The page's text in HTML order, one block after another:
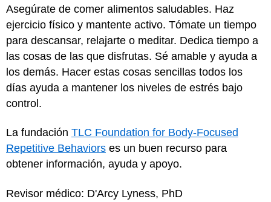
Asegúrate de comer alimentos saludables. Haz
ejercicio físico y mantente activo. Tómate un tiempo
para descansar, relajarte o meditar. Dedica tiempo a
las cosas de las que disfrutas. Sé amable y ayuda a
los demás. Hacer estas cosas sencillas todos los
días ayuda a mantener los niveles de estrés bajo
control.
La fundación TLC Foundation for Body-Focused
Repetitive Behaviors es un buen recurso para
obtener información, ayuda y apoyo.
Revisor médico: D'Arcy Lyness, PhD